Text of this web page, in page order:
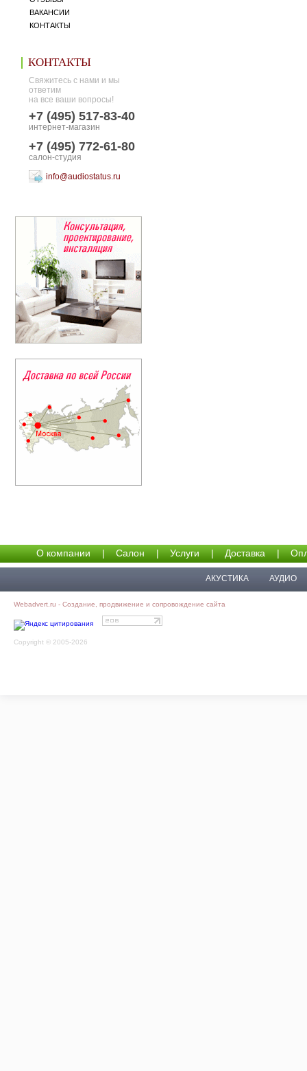
ВАКАНСИИ
КОНТАКТЫ
КОНТАКТЫ
Свяжитесь с нами и мы
ответим
на все ваши вопросы!
+7 (495) 517-83-40
интернет-магазин
+7 (495) 772-61-80
салон-студия
info@audiostatus.ru
О компании | Салон | Услуги | Доставка |
АКУСТИКА АУДИО
Webadvert.ru - Создание, продвижение и сопровождение сайта
Copyright © 2005-2026